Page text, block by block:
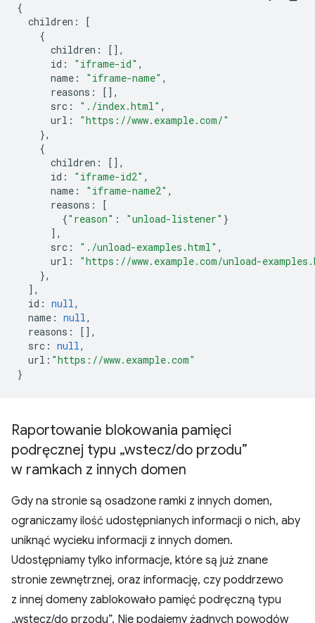
{
children :
[
{
children :
[],
id : "iframe-id" ,
name : "iframe-name" ,
reasons :
[],
src : "./index.html" ,
url :
"https://www.example.com/"
},
{
children :
[],
id : "iframe-id2" ,
name : "iframe-name2" ,
reasons :
[
{"reason" : "unload-listener" }
],
src : "./unload-examples.html" ,
url :
"https://www.example.com/unload-
},
],
id : null,
name : null,
reasons :
[],
src : null,
url : "https://www.example.com"
}
Raportowanie blokowania pamięci
podręcznej typu „wstecz/do przodu”
w ramkach z innych domen
Gdy na stronie są osadzone ramki z innych domen,
ograniczamy ilość udostępnianych informacji o nich, aby
uniknąć wycieku informacji z innych domen.
Udostępniamy tylko informacje, które są już znane
stronie zewnętrznej, oraz informację, czy poddrzewo
z innej domeny zablokowało pamięć podręczną typu
„wstecz/do przodu”. Nie podajemy żadnych powodów